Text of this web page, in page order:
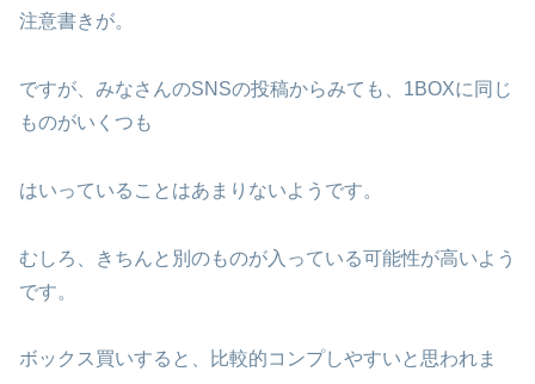
注意書きが。
ですが、みなさんのSNSの投稿からみても、1BOXに同じ
ものがいくつも
はいっていることはあまりないようです。
むしろ、きちんと別のものが入っている可能性が高いよう
です。
ボックス買いすると、比較的コンプしやすいと思われま